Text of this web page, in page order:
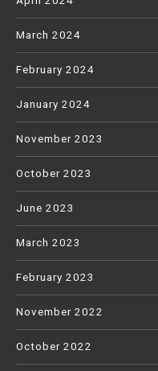
March 2024
February 2024
January 2024
November 2023
October 2023
June 2023
March 2023
February 2023
November 2022
October 2022